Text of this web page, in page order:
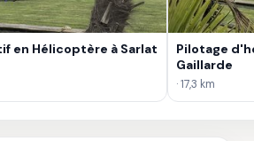
en Hélicoptère à Sarlat
Pilotage
Gaillarde
· 17,3 km